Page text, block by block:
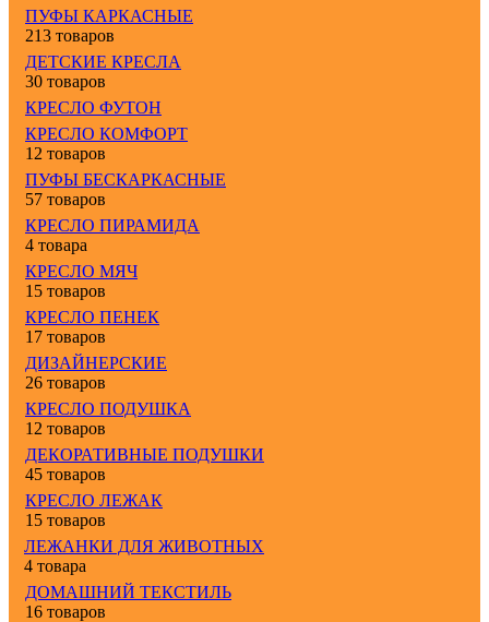
ПУФЫ КАРКАСНЫЕ
213 товаров
ДЕТСКИЕ КРЕСЛА
30 товаров
КРЕСЛО ФУТОН
КРЕСЛО КОМФОРТ
12 товаров
ПУФЫ БЕСКАРКАСНЫЕ
57 товаров
КРЕСЛО ПИРАМИДА
4 товара
КРЕСЛО МЯЧ
15 товаров
КРЕСЛО ПЕНЕК
17 товаров
ДИЗАЙНЕРСКИЕ
26 товаров
КРЕСЛО ПОДУШКА
12 товаров
ДЕКОРАТИВНЫЕ ПОДУШКИ
45 товаров
КРЕСЛО ЛЕЖАК
15 товаров
ЛЕЖАНКИ ДЛЯ ЖИВОТНЫХ
4 товара
ДОМАШНИЙ ТЕКСТИЛЬ
16 товаров